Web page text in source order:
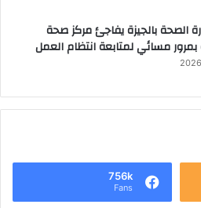
الصحة بالجيزة يفاجئ مركز صحة
بمرور مسائي لمتابعة انتظام العمل
756k
Fans